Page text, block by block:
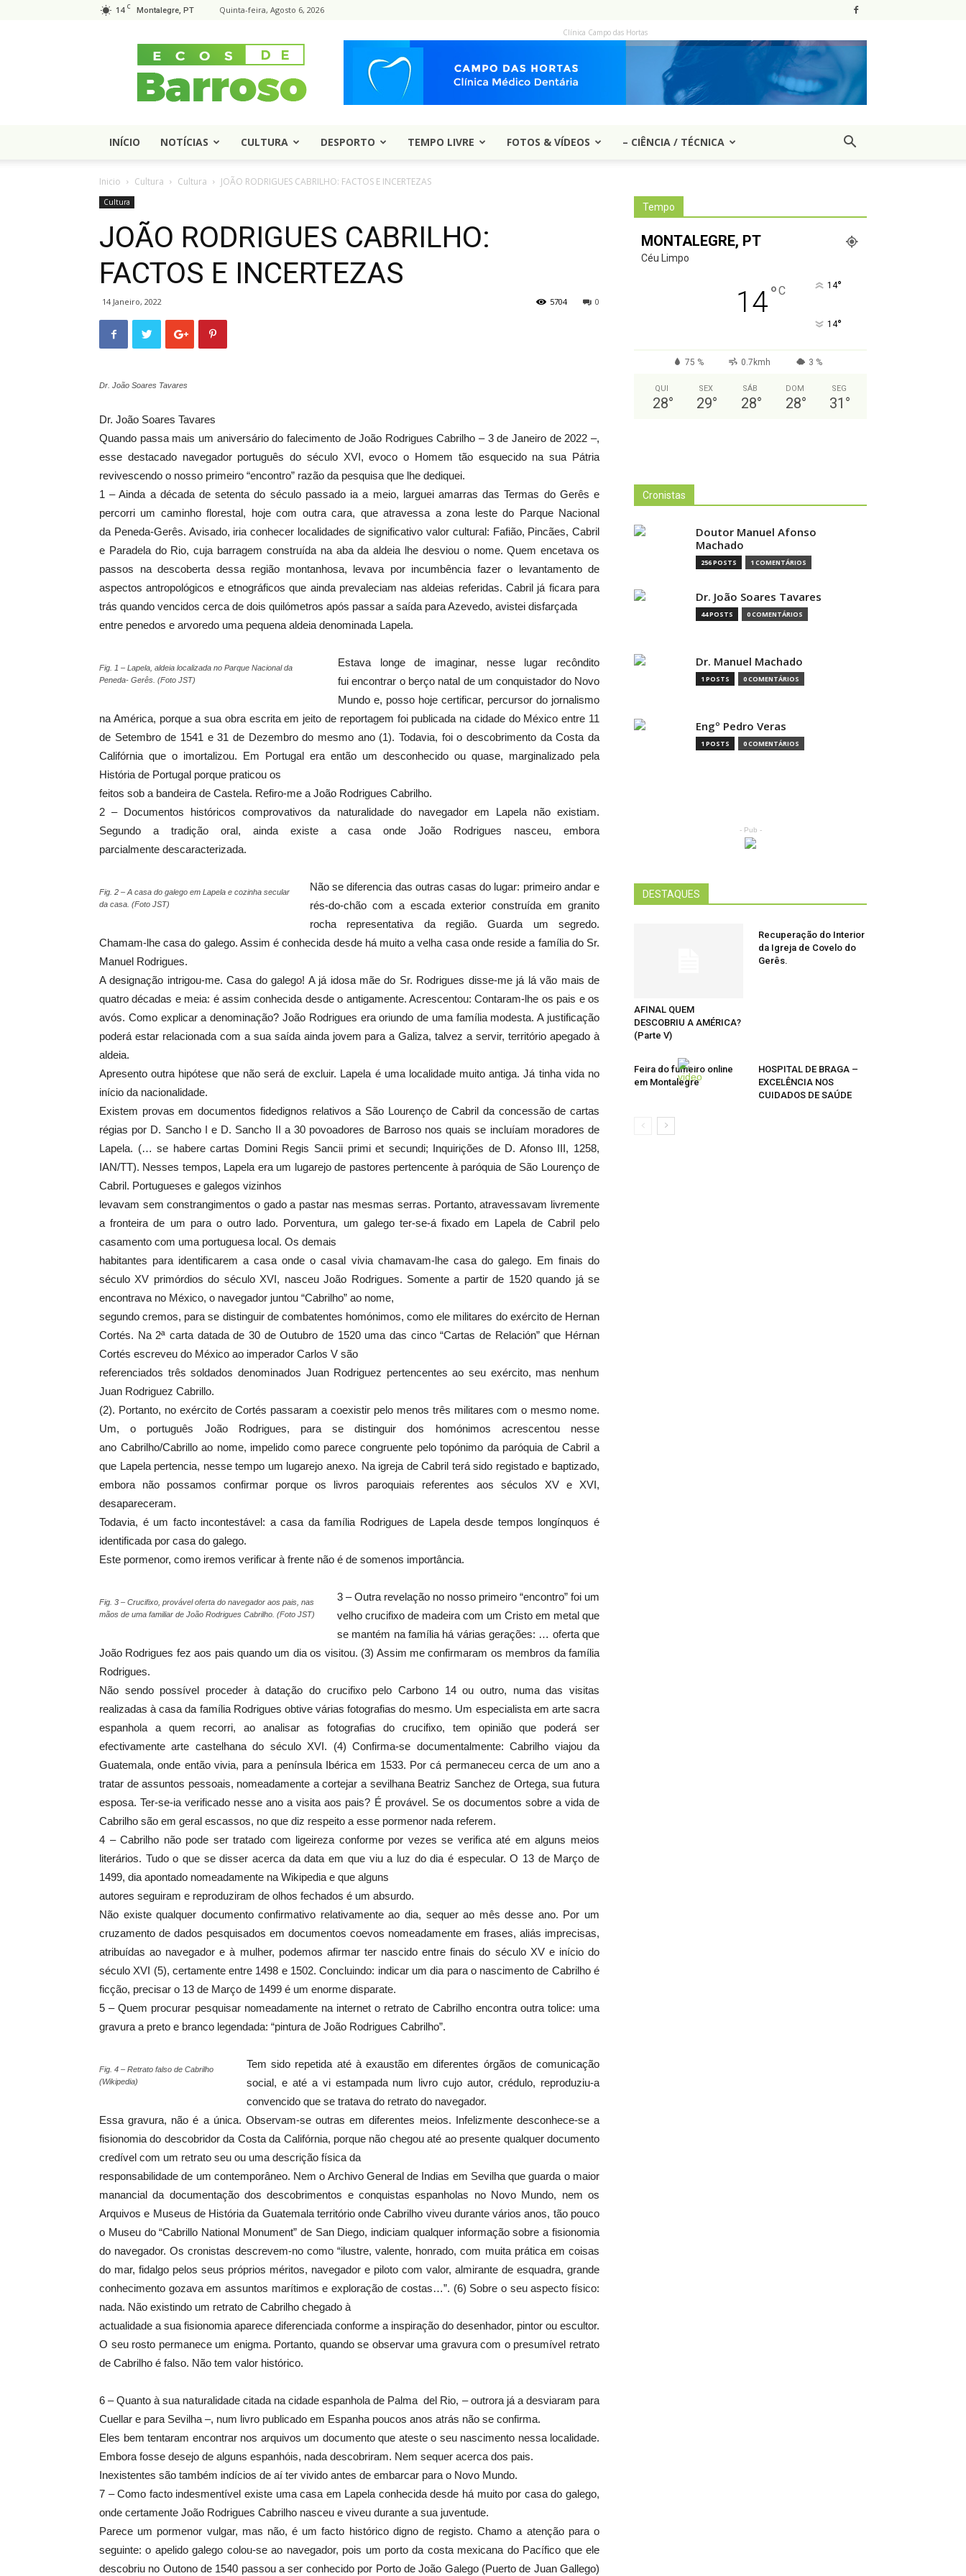
14 C Montalegre, PT Quinta-feira, Agosto 6, 2026
Ecos
de
Barroso
Clínica Campo das Hortas
INÍCIO NOTÍCIAS CULTURA DESPORTO TEMPO LIVRE FOTOS & VÍDEOS – CIÊNCIA / TÉCNICA
Inicio Cultura Cultura JOÃO RODRIGUES CABRILHO: FACTOS E INCERTEZAS
Cultura
JOÃO RODRIGUES CABRILHO:
FACTOS E INCERTEZAS
14 Janeiro, 2022 0
5704
Dr. João Soares Tavares
Dr. João Soares Tavares
Quando passa mais um aniversário do falecimento de João Rodrigues Cabrilho – 3 de Janeiro de 2022 –,
esse destacado navegador português do século XVI, evoco o Homem tão esquecido na sua Pátria
revivescendo o nosso primeiro “encontro” razão da pesquisa que lhe dediquei.
1 – Ainda a década de setenta do século passado ia a meio, larguei amarras das Termas do Gerês e
percorri um caminho florestal, hoje com outra cara, que atravessa a zona leste do Parque Nacional
da Peneda-Gerês. Avisado, iria conhecer localidades de significativo valor cultural: Fafião, Pincães, Cabril
e Paradela do Rio, cuja barragem construída na aba da aldeia lhe desviou o nome. Quem encetava os
passos na descoberta dessa região montanhosa, levava por incumbência fazer o levantamento de
aspectos antropológicos e etnográficos que ainda prevaleciam nas aldeias referidas. Cabril já ficara para
trás quando vencidos cerca de dois quilómetros após passar a saída para Azevedo, avistei disfarçada
entre penedos e arvoredo uma pequena aldeia denominada Lapela.
Fig. 1 – Lapela, aldeia localizada no Parque Nacional da
Peneda- Gerês. (Foto JST)
Estava longe de imaginar, nesse lugar recôndito
fui encontrar o berço natal de um conquistador do Novo
Mundo e, posso hoje certificar, percursor do jornalismo
na América, porque a sua obra escrita em jeito de reportagem foi publicada na cidade do México entre 11
de Setembro de 1541 e 31 de Dezembro do mesmo ano (1). Todavia, foi o descobrimento da Costa da
Califórnia que o imortalizou. Em Portugal era então um desconhecido ou quase, marginalizado pela
História de Portugal porque praticou os
feitos sob a bandeira de Castela. Refiro-me a João Rodrigues Cabrilho.
2 – Documentos históricos comprovativos da naturalidade do navegador em Lapela não existiam.
Segundo a tradição oral, ainda existe a casa onde João Rodrigues nasceu, embora
parcialmente descaracterizada.
Fig. 2 – A casa do galego em Lapela e cozinha secular
da casa. (Foto JST)
Não se diferencia das outras casas do lugar: primeiro andar e
rés-do-chão com a escada exterior construída em granito
rocha representativa da região. Guarda um segredo.
Chamam-lhe casa do galego. Assim é conhecida desde há muito a velha casa onde reside a família do Sr.
Manuel Rodrigues.
A designação intrigou-me. Casa do galego! A já idosa mãe do Sr. Rodrigues disse-me já lá vão mais de
quatro décadas e meia: é assim conhecida desde o antigamente. Acrescentou: Contaram-lhe os pais e os
avós. Como explicar a denominação? João Rodrigues era oriundo de uma família modesta. A justificação
poderá estar relacionada com a sua saída ainda jovem para a Galiza, talvez a servir, território apegado à
aldeia.
Apresento outra hipótese que não será de excluir. Lapela é uma localidade muito antiga. Já tinha vida no
início da nacionalidade.
Existem provas em documentos fidedignos relativos a São Lourenço de Cabril da concessão de cartas
régias por D. Sancho I e D. Sancho II a 30 povoadores de Barroso nos quais se incluíam moradores de
Lapela. (… se habere cartas Domini Regis Sancii primi et secundi; Inquirições de D. Afonso III, 1258,
IAN/TT). Nesses tempos, Lapela era um lugarejo de pastores pertencente à paróquia de São Lourenço de
Cabril. Portugueses e galegos vizinhos
levavam sem constrangimentos o gado a pastar nas mesmas serras. Portanto, atravessavam livremente
a fronteira de um para o outro lado. Porventura, um galego ter-se-á fixado em Lapela de Cabril pelo
casamento com uma portuguesa local. Os demais
habitantes para identificarem a casa onde o casal vivia chamavam-lhe casa do galego. Em finais do
século XV primórdios do século XVI, nasceu João Rodrigues. Somente a partir de 1520 quando já se
encontrava no México, o navegador juntou “Cabrilho” ao nome,
segundo cremos, para se distinguir de combatentes homónimos, como ele militares do exército de Hernan
Cortés. Na 2ª carta datada de 30 de Outubro de 1520 uma das cinco “Cartas de Relación” que Hérnan
Cortés escreveu do México ao imperador Carlos V são
referenciados três soldados denominados Juan Rodriguez pertencentes ao seu exército, mas nenhum
Juan Rodriguez Cabrillo.
(2). Portanto, no exército de Cortés passaram a coexistir pelo menos três militares com o mesmo nome.
Um, o português João Rodrigues, para se distinguir dos homónimos acrescentou nesse
ano Cabrilho/Cabrillo ao nome, impelido como parece congruente pelo topónimo da paróquia de Cabril a
que Lapela pertencia, nesse tempo um lugarejo anexo. Na igreja de Cabril terá sido registado e baptizado,
embora não possamos confirmar porque os livros paroquiais referentes aos séculos XV e XVI,
desapareceram.
Todavia, é um facto incontestável: a casa da família Rodrigues de Lapela desde tempos longínquos é
identificada por casa do galego.
Este pormenor, como iremos verificar à frente não é de somenos importância.
Fig. 3 – Crucifixo, provável oferta do navegador aos pais, nas
mãos de uma familiar de João Rodrigues Cabrilho. (Foto JST)
3 – Outra revelação no nosso primeiro “encontro” foi um
velho crucifixo de madeira com um Cristo em metal que
se mantém na família há várias gerações: … oferta que
João Rodrigues fez aos pais quando um dia os visitou. (3) Assim me confirmaram os membros da família
Rodrigues.
Não sendo possível proceder à datação do crucifixo pelo Carbono 14 ou outro, numa das visitas
realizadas à casa da família Rodrigues obtive várias fotografias do mesmo. Um especialista em arte sacra
espanhola a quem recorri, ao analisar as fotografias do crucifixo, tem opinião que poderá ser
efectivamente arte castelhana do século XVI. (4) Confirma-se documentalmente: Cabrilho viajou da
Guatemala, onde então vivia, para a península Ibérica em 1533. Por cá permaneceu cerca de um ano a
tratar de assuntos pessoais, nomeadamente a cortejar a sevilhana Beatriz Sanchez de Ortega, sua futura
esposa. Ter-se-ia verificado nesse ano a visita aos pais? É provável. Se os documentos sobre a vida de
Cabrilho são em geral escassos, no que diz respeito a esse pormenor nada referem.
4 – Cabrilho não pode ser tratado com ligeireza conforme por vezes se verifica até em alguns meios
literários. Tudo o que se disser acerca da data em que viu a luz do dia é especular. O 13 de Março de
1499, dia apontado nomeadamente na Wikipedia e que alguns
autores seguiram e reproduziram de olhos fechados é um absurdo.
Não existe qualquer documento confirmativo relativamente ao dia, sequer ao mês desse ano. Por um
cruzamento de dados pesquisados em documentos coevos nomeadamente em frases, aliás imprecisas,
atribuídas ao navegador e à mulher, podemos afirmar ter nascido entre finais do século XV e início do
século XVI (5), certamente entre 1498 e 1502. Concluindo: indicar um dia para o nascimento de Cabrilho é
ficção, precisar o 13 de Março de 1499 é um enorme disparate.
5 – Quem procurar pesquisar nomeadamente na internet o retrato de Cabrilho encontra outra tolice: uma
gravura a preto e branco legendada: “pintura de João Rodrigues Cabrilho”.
Fig. 4 – Retrato falso de Cabrilho
(Wikipedia)
Tem sido repetida até à exaustão em diferentes órgãos de comunicação
social, e até a vi estampada num livro cujo autor, crédulo, reproduziu-a
convencido que se tratava do retrato do navegador.
Essa gravura, não é a única. Observam-se outras em diferentes meios. Infelizmente desconhece-se a
fisionomia do descobridor da Costa da Califórnia, porque não chegou até ao presente qualquer documento
credível com um retrato seu ou uma descrição física da
responsabilidade de um contemporâneo. Nem o Archivo General de Indias em Sevilha que guarda o maior
manancial da documentação dos descobrimentos e conquistas espanholas no Novo Mundo, nem os
Arquivos e Museus de História da Guatemala território onde Cabrilho viveu durante vários anos, tão pouco
o Museu do “Cabrillo National Monument” de San Diego, indiciam qualquer informação sobre a fisionomia
do navegador. Os cronistas descrevem-no como “ilustre, valente, honrado, com muita prática em coisas
do mar, fidalgo pelos seus próprios méritos, navegador e piloto com valor, almirante de esquadra, grande
conhecimento gozava em assuntos marítimos e exploração de costas…”. (6) Sobre o seu aspecto físico:
nada. Não existindo um retrato de Cabrilho chegado à
actualidade a sua fisionomia aparece diferenciada conforme a inspiração do desenhador, pintor ou escultor.
O seu rosto permanece um enigma. Portanto, quando se observar uma gravura com o presumível retrato
de Cabrilho é falso. Não tem valor histórico.
6 – Quanto à sua naturalidade citada na cidade espanhola de Palma del Rio, – outrora já a desviaram para
Cuellar e para Sevilha –, num livro publicado em Espanha poucos anos atrás não se confirma.
Eles bem tentaram encontrar nos arquivos um documento que ateste o seu nascimento nessa localidade.
Embora fosse desejo de alguns espanhóis, nada descobriram. Nem sequer acerca dos pais.
Inexistentes são também indícios de aí ter vivido antes de embarcar para o Novo Mundo.
7 – Como facto indesmentível existe uma casa em Lapela conhecida desde há muito por casa do galego,
onde certamente João Rodrigues Cabrilho nasceu e viveu durante a sua juventude.
Parece um pormenor vulgar, mas não, é um facto histórico digno de registo. Chamo a atenção para o
seguinte: o apelido galego colou-se ao navegador, pois um porto da costa mexicana do Pacífico que ele
descobriu no Outono de 1540 passou a ser conhecido por Porto de João Galego (Puerto de Juan Gallego)
Tempo
MONTALEGRE, PT
Céu Limpo
14°C 14°
14°
75 % 0.7kmh 3 %
QUI
28°
SEX
29°
SÁB
28°
DOM
28°
SEG
31 °
Cronistas
Doutor Manuel Afonso
Machado
256 POSTS 1 COMENTÁRIOS
Dr. João Soares Tavares
44 POSTS 0 COMENTÁRIOS
Dr. Manuel Machado
1 POSTS 0 COMENTÁRIOS
Engº Pedro Veras
1 POSTS 0 COMENTÁRIOS
- Pub -
DESTAQUES
AFINAL QUEM
DESCOBRIU A AMÉRICA?
(Parte V)
Recuperação do Interior
da Igreja de Covelo do
Gerês.
Feira do fumeiro online
em Montalegre
HOSPITAL DE BRAGA –
EXCELÊNCIA NOS
CUIDADOS DE SAÚDE